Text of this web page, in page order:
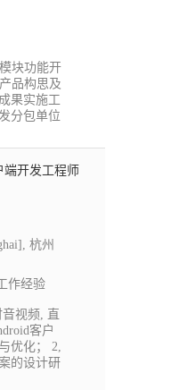
块功能开
品构思及
果实施工
分包单位
开发工程师
杭州
作经验
视频, 直
客户
优化； 2,
的设计研